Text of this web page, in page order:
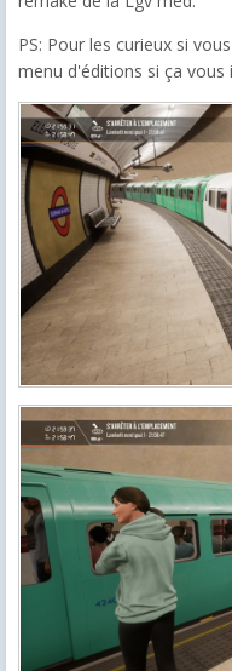
PS: Pour les curieux si
menu d'éditions si ça vous